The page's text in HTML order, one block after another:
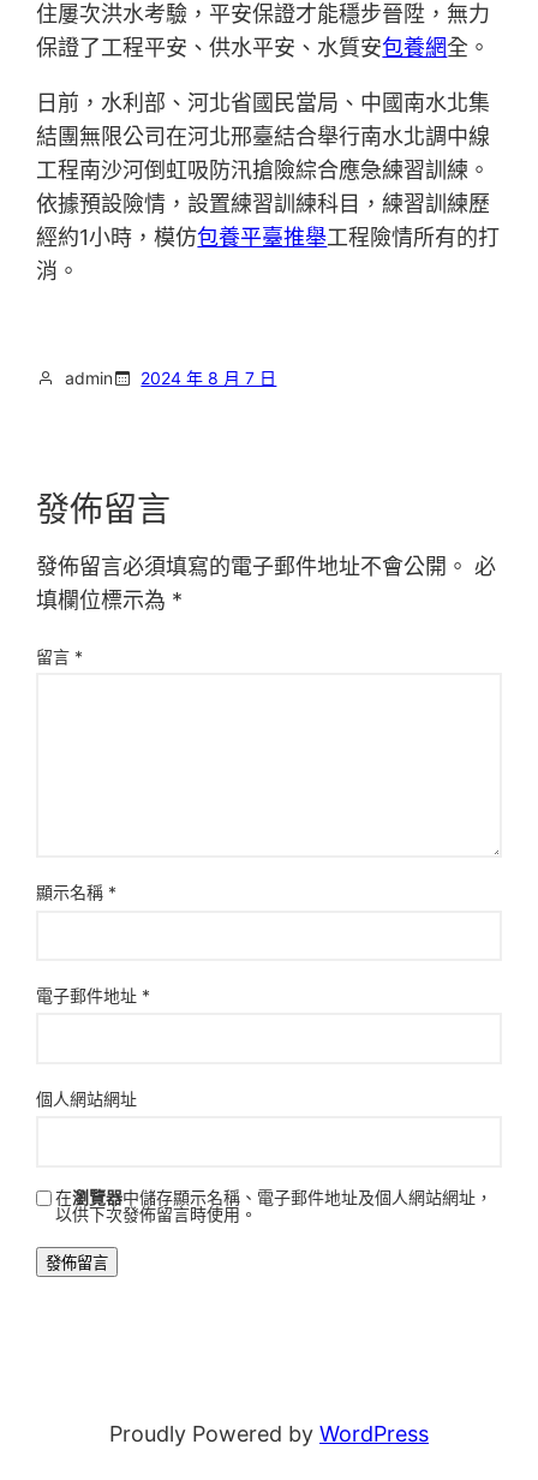
住屢次洪水考驗，平安保證才能穩步晉陞，無力
保證了工程平安、供水平安、水質安包養網全。
日前，水利部、河北省國民當局、中國南水北集
結團無限公司在河北邢臺結合舉行南水北調中線
工程南沙河倒虹吸防汛搶險綜合應急練習訓練。
依據預設險情，設置練習訓練科目，練習訓練歷
經約1小時，模仿包養平臺推舉工程險情所有的打
消。
admin 2024 年 8 月 7 日
發佈留言
發佈留言必須填寫的電子郵件地址不會公開。 必
填欄位標示為 *
留言 *
顯示名稱 *
電子郵件地址 *
個人網站網址
在瀏覽器中儲存顯示名稱、電子郵件地址及個人網站網址，
以供下次發佈留言時使用。
Proudly Powered by WordPress